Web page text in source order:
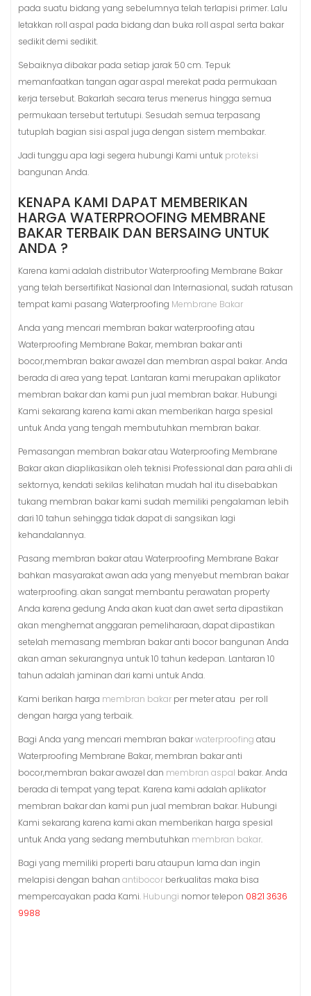
pada suatu bidang yang sebelumnya telah terlapisi primer. Lalu
letakkan roll aspal pada bidang dan buka roll aspal serta bakar
sedikit demi sedikit.
Sebaiknya dibakar pada setiap jarak 50 cm. Tepuk
memanfaatkan tangan agar aspal merekat pada permukaan
kerja tersebut. Bakarlah secara terus menerus hingga semua
permukaan tersebut tertutupi. Sesudah semua terpasang
tutuplah bagian sisi aspal juga dengan sistem membakar.
Jadi tunggu apa lagi segera hubungi Kami untuk proteksi
bangunan Anda.
KENAPA KAMI DAPAT MEMBERIKAN
HARGA WATERPROOFING MEMBRANE
BAKAR TERBAIK DAN BERSAING UNTUK
ANDA ?
Karena kami adalah distributor Waterproofing Membrane Bakar
yang telah bersertifikat Nasional dan Internasional, sudah ratusan
tempat kami pasang Waterproofing Membrane Bakar
Anda yang mencari membran bakar waterproofing atau
Waterproofing Membrane Bakar, membran bakar anti
bocor,membran bakar awazel dan membran aspal bakar. Anda
berada di area yang tepat. Lantaran kami merupakan aplikator
membran bakar dan kami pun jual membran bakar. Hubungi
Kami sekarang karena kami akan memberikan harga spesial
untuk Anda yang tengah membutuhkan membran bakar.
Pemasangan membran bakar atau Waterproofing Membrane
Bakar akan diaplikasikan oleh teknisi Professional dan para ahli di
sektornya, kendati sekilas kelihatan mudah hal itu disebabkan
tukang membran bakar kami sudah memiliki pengalaman lebih
dari 10 tahun sehingga tidak dapat di sangsikan lagi
kehandalannya.
Pasang membran bakar atau Waterproofing Membrane Bakar
bahkan masyarakat awan ada yang menyebut membran bakar
waterproofing. akan sangat membantu perawatan property
Anda karena gedung Anda akan kuat dan awet serta dipastikan
akan menghemat anggaran pemeliharaan, dapat dipastikan
setelah memasang membran bakar anti bocor bangunan Anda
akan aman sekurangnya untuk 10 tahun kedepan. Lantaran 10
tahun adalah jaminan dari kami untuk Anda.
Kami berikan harga membran bakar per meter atau per roll
dengan harga yang terbaik.
Bagi Anda yang mencari membran bakarwaterproofing atau
Waterproofing Membrane Bakar, membran bakar anti
bocor,membran bakar awazel dan membran aspal bakar. Anda
berada di tempat yang tepat. Karena kami adalah aplikator
membran bakar dan kami pun jual membran bakar. Hubungi
Kami sekarang karena kami akan memberikan harga spesial
untuk Anda yang sedang membutuhkan membran bakar.
Bagi yang memiliki properti baru ataupun lama dan ingin
melapisi dengan bahan antibocor berkualitas maka bisa
mempercayakan pada Kami. Hubungi nomor telepon 0821 3636
9988